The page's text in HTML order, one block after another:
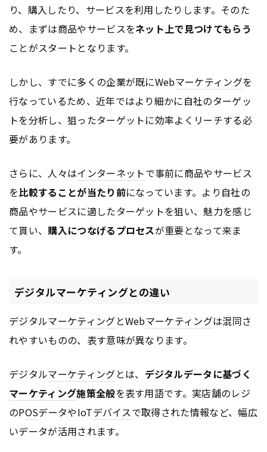
り、購入したり、サービスを利用したりします。そのた
め、まずは商品やサービスをネット上で見つけてもらう
ことがスタートとなります。
しかし、すでに多くの企業が既にWebマーケティングを
行なっているため、近年ではより細かに自社のターゲッ
トを分析し、狙ったターゲットに効率よくリーチする必
要があります。
さらに、人々はインターネットで事前に商品やサービス
を比較することが当たり前になっています。より自社の
商品やサービスに適したターゲットを狙い、魅力を感じ
て貰い、購入につなげるプロセスが重要となって来ま
す。
デジタルマーケティングとの違い
デジタルマーケティングとWebマーケティングは混同さ
れやすいものの、表す意味が異なります。
デジタルマーケティングとは、 デジタルデータに基づく
マーケティング施策全般を表す用語です。実店舗のレジ
のPOSデータやIoTデバイスで取得された情報など、幅広
いデータが活用されます。